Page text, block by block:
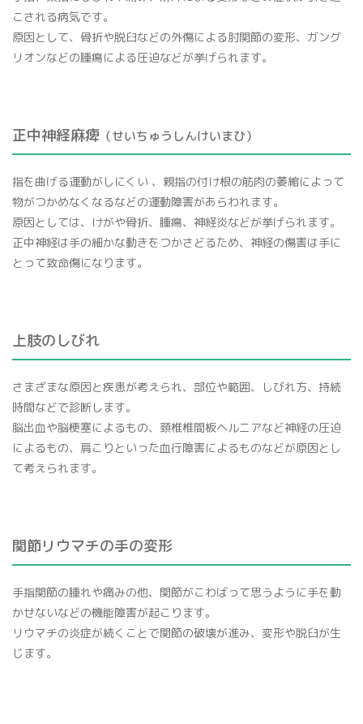
こされる病気です。
原因として、骨折や脱臼などの外傷による肘関節の変形、ガング
リオンなどの腫瘍による圧迫などが挙げられます。
正中神経麻痺 （せいちゅうしんけいまひ）
指を曲げる運動がしにくい 、親指の付け根の筋肉の萎縮によって
物がつかめなくなるなどの運動障害があらわれます。
原因としては、けがや骨折、腫瘍、神経炎などが挙げられます。
正中神経は手の細かな動きをつかさどるため、神経の傷害は手に
とって致命傷になります。
上肢のしびれ
さまざまな原因と疾患が考えられ、部位や範囲、しびれ方、持続
時間などで診断します。
脳出血や脳梗塞によるもの、頚椎椎間板ヘルニアなど神経の圧迫
によるもの、肩こりといった血行障害によるものなどが原因とし
て考えられます。
関節リウマチの手の変形
手指関節の腫れや痛みの他、関節がこわばって思うように手を動
かせないなどの機能障害が起こります。
リウマチの炎症が続くことで関節の破壊が進み、変形や脱臼が生
じます。